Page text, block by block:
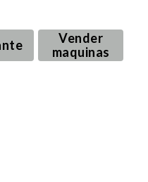
Vender
maquinas